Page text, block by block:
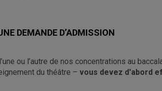
DEMANDE D’ADMISSION
ou l’autre de nos concentrations au
du théâtre – vous devez d'abord